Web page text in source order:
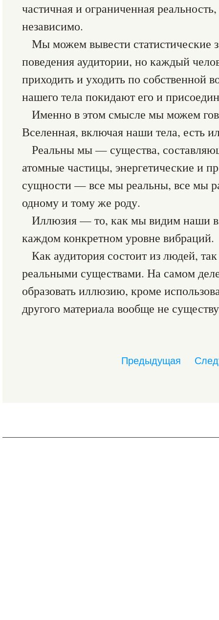
частичная и ограниченная
независимо.
Мы можем вывести статистические
поведения аудитории, но каждый
приходить и уходить по собственной
нашего тела покидают его и
Именно в этом смысле мы можем
Вселенная, включая наши тела, есть
Реальны мы — существа,
атомные частицы, энергетические и
сущности — все мы реальны, все мы
одному и тому же роду.
Иллюзия — то, как мы видим наши
каждом конкретном уровне вибраций.
Как аудитория состоит из людей,
реальными существами. На самом
образовать иллюзию, кроме
другого материала вообще не
Предыдущая